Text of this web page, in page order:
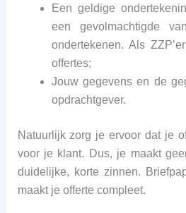
Een geldige
een gevolmachtigde
ondertekenen. Als
offertes;
Jouw gegevens en de
opdrachtgever.
Natuurlijk zorg je ervoor dat je
voor je klant. Dus, je maakt
duidelijke, korte zinnen.
maakt je offerte compleet.